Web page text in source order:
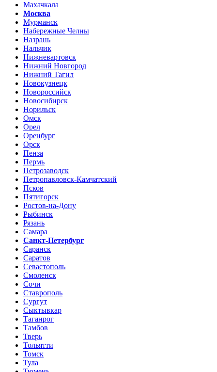
Махачкала
Москва
Мурманск
Набережные Челны
Назрань
Нальчик
Нижневартовск
Нижний Новгород
Нижний Тагил
Новокузнецк
Новороссийск
Новосибирск
Норильск
Омск
Орел
Оренбург
Орск
Пенза
Пермь
Петрозаводск
Петропавловск-Камчатский
Псков
Пятигорск
Ростов-на-Дону
Рыбинск
Рязань
Самара
Санкт-Петербург
Саранск
Саратов
Севастополь
Смоленск
Сочи
Ставрополь
Сургут
Сыктывкар
Таганрог
Тамбов
Тверь
Тольятти
Томск
Тула